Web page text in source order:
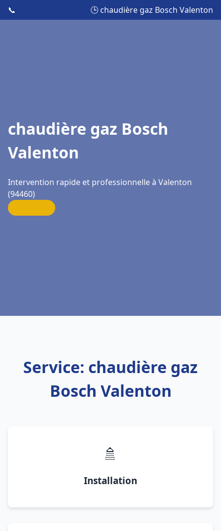
📞 🕒 chaudière gaz Bosch Valenton
chaudière gaz Bosch
Valenton
Intervention rapide et professionnelle à Valenton
(94460)
Service: chaudière gaz
Bosch Valenton
🚿
Installation